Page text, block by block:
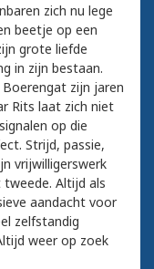
zich nu lege
beetje op een
grote liefde
in zijn bestaan.
zijn jaren
Rits laat zich niet
op die
Strijd, passie,
vrijwilligerswerk
Altijd als
aandacht voor
zelfstandig
weer op zoek